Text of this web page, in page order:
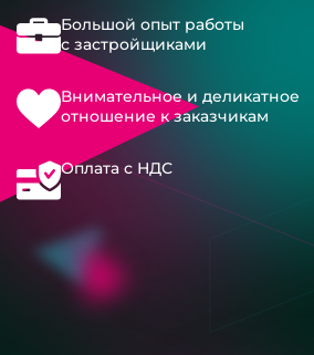
Большой опыт работы
с застройщиками
Внимательное и деликатное
отношение к заказчикам
Оплата с НДС